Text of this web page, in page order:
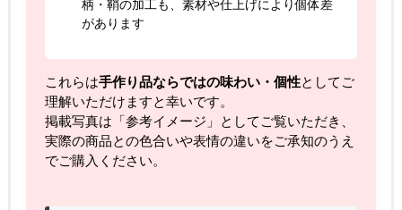
柄・鞘の加工も、素材や仕上げにより個体差
があります
これらは手作り品ならではの味わい・個性としてご
理解いただけますと幸いです。
掲載写真は「参考イメージ」としてご覧いただき、
実際の商品との色合いや表情の違いをご承知のうえ
でご購入ください。